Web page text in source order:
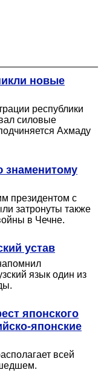
новые
республики
силовые
Ахмаду
знаменитому
президентом с
затронуты также
в Чечне.
устав
язык один из
японского
японские
всей